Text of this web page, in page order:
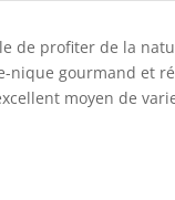
de profiter de la
gourmand et
moyen de